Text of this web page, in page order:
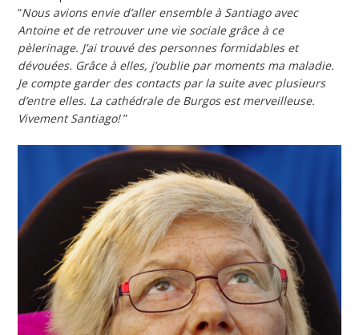
“Nous avions envie d’aller ensemble à Santiago avec
Antoine et de retrouver une vie sociale grâce à ce
pèlerinage. J’ai trouvé des personnes formidables et
dévouées. Grâce à elles, j’oublie par moments ma maladie.
Je compte garder des contacts par la suite avec plusieurs
d’entre elles. La cathédrale de Burgos est merveilleuse.
Vivement Santiago!”